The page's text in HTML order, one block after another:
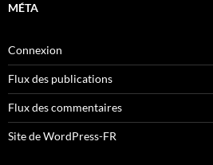
MÉTA
Connexion
Flux des publications
Flux des commentaires
Site de WordPress-FR